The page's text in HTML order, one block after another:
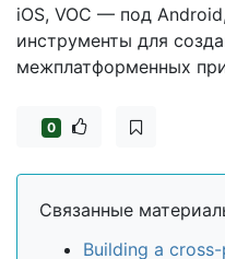
iOS, VOC — под
инструменты для
межплатформенных
0
Связанные
Building a